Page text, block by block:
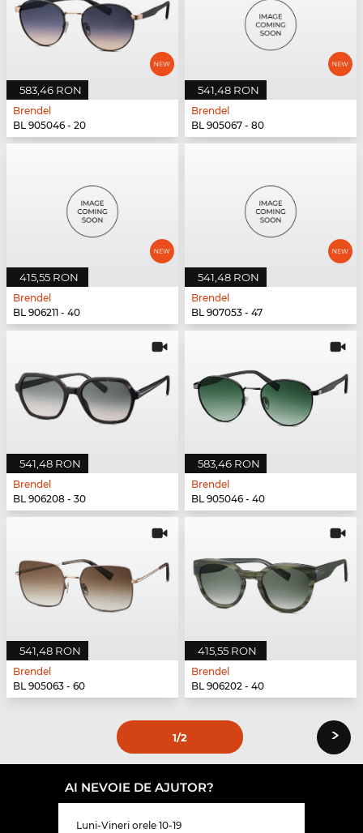
583,46 RON
Brendel
BL 905046 - 20
541,48 RON
Brendel
BL 905067 - 80
415,55 RON
Brendel
BL 906211 - 40
541,48 RON
Brendel
BL 907053 - 47
541,48 RON
Brendel
BL 906208 - 30
583,46 RON
Brendel
BL 905046 - 40
541,48 RON
Brendel
BL 905063 - 60
415,55 RON
Brendel
BL 906202 - 40
1/2 ›
AI NEVOIE DE AJUTOR?
Luni-Vineri orele 10-19